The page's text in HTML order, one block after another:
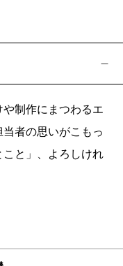
制作にまつわるエ
者の思いがこもっ
と」、よろしけれ